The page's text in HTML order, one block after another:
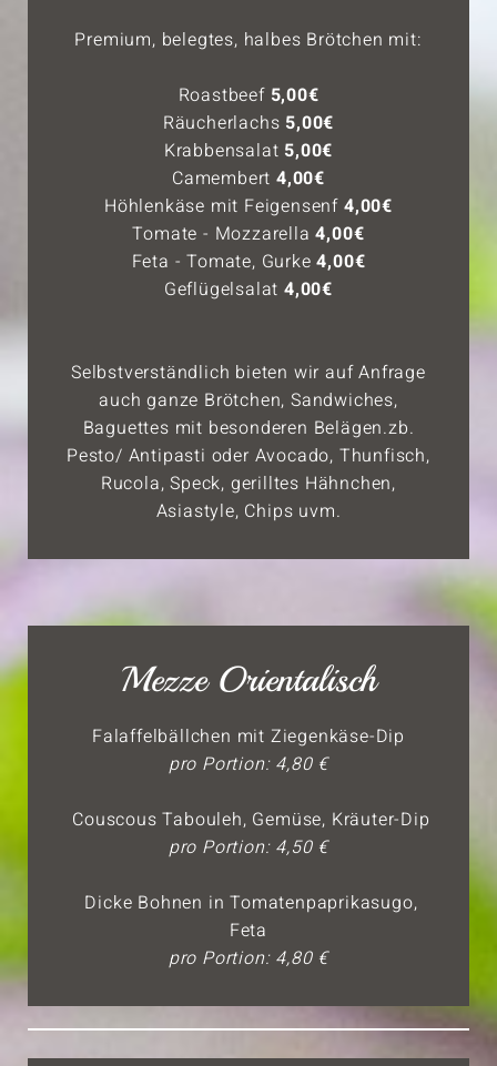
Premium, belegtes, halbes Brötchen mit:
Roastbeef 5,00€
Räucherlachs 5,00€
Krabbensalat 5,00€
Camembert 4,00€
Höhlenkäse mit Feigensenf 4,00€
Tomate - Mozzarella 4,00€
Feta - Tomate, Gurke 4,00€
Geflügelsalat4,00€
Selbstverständlich bieten wir auf Anfrage
auch ganze Brötchen, Sandwiches,
Baguettes mit besonderen Belägen.zb.
Pesto/ Antipasti oder Avocado, Thunfisch,
Rucola, Speck, gerilltes Hähnchen,
Asiastyle, Chips uvm.
Mezze Orientalisch
Falaffelbällchen mit Ziegenkäse-Dip
pro Portion: 4,80 €
Couscous Tabouleh, Gemüse, Kräuter-Dip
pro Portion: 4,50 €
Dicke Bohnen in Tomatenpaprikasugo,
Feta
pro Portion: 4,80 €